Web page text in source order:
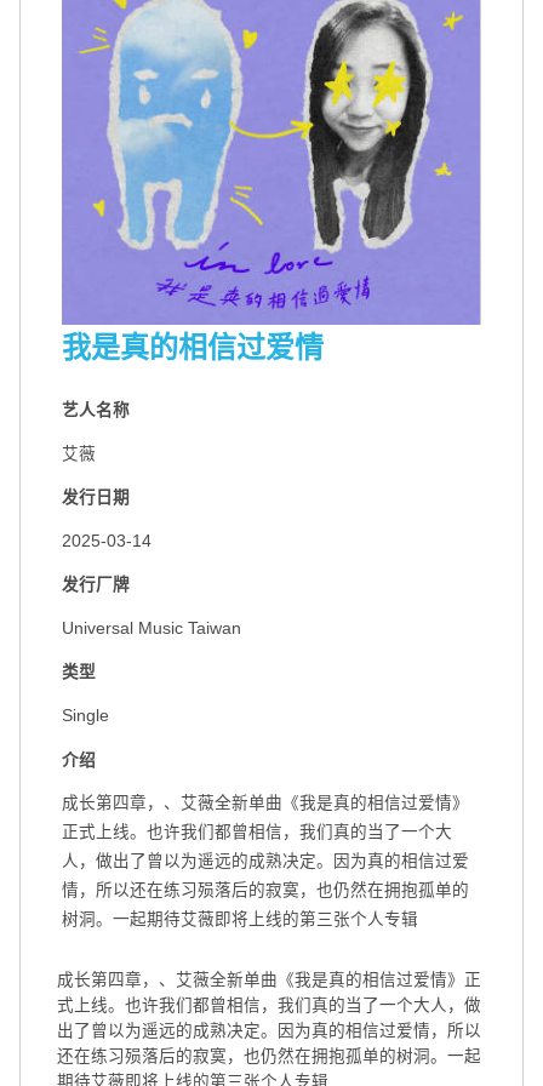
我是真的相信过爱情
艺人名称
艾薇
发行日期
2025-03-14
发行厂牌
Universal Music Taiwan
类型
Single
介绍
成长第四章，、艾薇全新单曲《我是真的相信过爱情》
正式上线。也许我们都曾相信，我们真的当了一个大
人，做出了曾以为遥远的成熟决定。因为真的相信过爱
情，所以还在练习殒落后的寂寞，也仍然在拥抱孤单的
树洞。一起期待艾薇即将上线的第三张个人专辑
成长第四章，、艾薇全新单曲《我是真的相信过爱情》正
式上线。也许我们都曾相信，我们真的当了一个大人，做
出了曾以为遥远的成熟决定。因为真的相信过爱情，所以
还在练习殒落后的寂寞，也仍然在拥抱孤单的树洞。一起
期待艾薇即将上线的第三张个人专辑